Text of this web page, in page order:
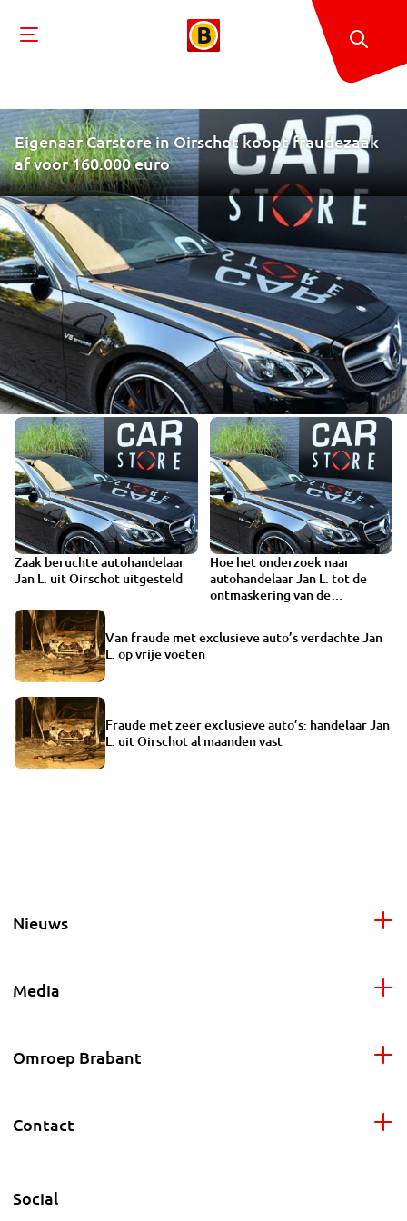
Eigenaar Carstore in Oirschot koopt fraudezaak
af voor 160.000 euro
Zaak beruchte autohandelaar
Jan L. uit Oirschot uitgesteld
Hoe het onderzoek naar
autohandelaar Jan L. tot de
ontmaskering van de
Van fraude met exclusieve auto’s verdachte Jan
L. op vrije voeten
Fraude met zeer exclusieve auto’s: handelaar Jan
L. uit Oirschot al maanden vast
Nieuws
Media
Omroep Brabant
Contact
Social